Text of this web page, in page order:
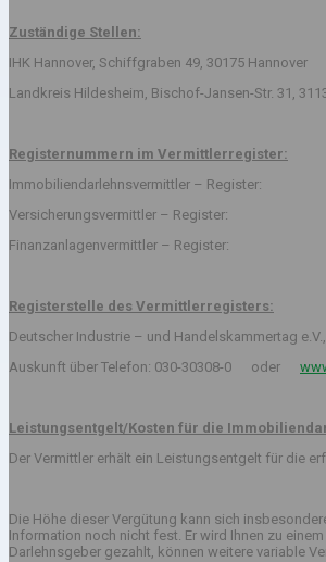
Zuständige Stellen:
IHK Hannover, Schiffgraben 49, 30175 Hannover
Landkreis Hildesheim, Bischof-Jansen-Str. 31,
Registernummern im Vermittlerregister:
Immobiliendarlehnsvermittler – Register:
Versicherungsvermittler – Register:
Finanzanlagenvermittler – Register:
Registerstelle des Vermittlerregisters:
Deutscher Industrie – und Handelskammertag
Auskunft über Telefon: 030-30308-0 oder
Leistungsentgelt/Kosten für die
Der Vermittler erhält ein Leistungsentgelt für die
Die Höhe dieser Vergütung kann sich
Information noch nicht fest. Er wird Ihnen zu
Darlehnsgeber gezahlt, können weitere variable